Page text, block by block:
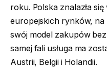
roku. Polska znalazła
europejskich rynków,
swój model zakupów
samej fali usługa ma
Austrii, Belgii i Holandii.